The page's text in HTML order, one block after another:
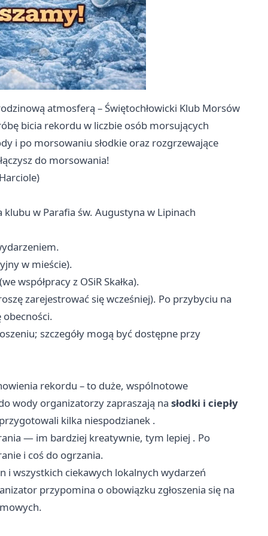
atmosferą – Świętochłowicki Klub Morsów
bicia rekordu w liczbie osób morsujących
i po morsowaniu słodkie oraz rozgrzewające
do morsowania!
w Parafia św. Augustyna w Lipinach
w mieście).
współpracy z OSiR Skałka).
zarejestrować się wcześniej). Po przybyciu na
obecności.
szczegóły mogą być dostępne przy
rekordu – to duże, wspólnotowe
wody organizatorzy zapraszają na słodki i ciepły
kilka niespodzianek .
— im bardziej kreatywnie, tym lepiej . Po
i coś do ogrzania.
i wszystkich ciekawych lokalnych wydarzeń
przypomina o obowiązku zgłoszenia się na